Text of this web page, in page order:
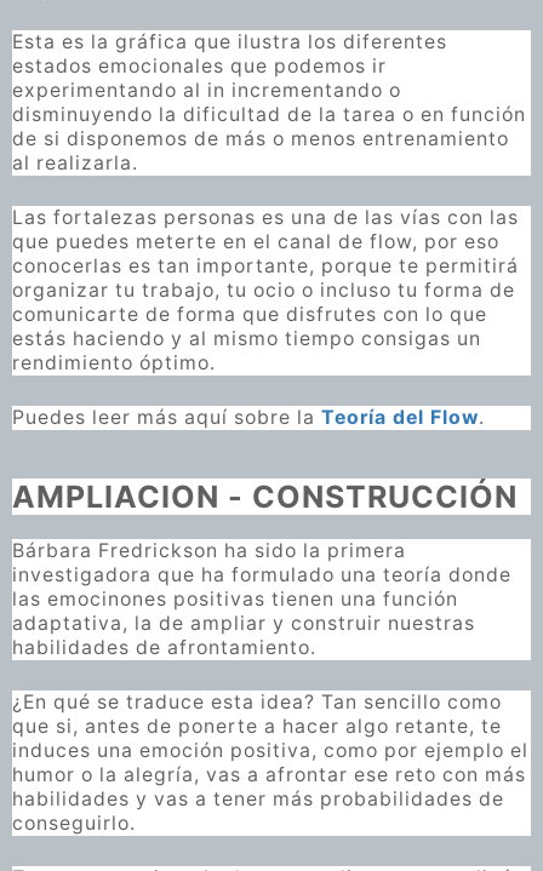
Esta es la gráfica que ilustra los diferentes
estados emocionales que podemos ir
experimentando al in incrementando o
disminuyendo la dificultad de la tarea o en función
de si disponemos de más o menos entrenamiento
al realizarla.
Las fortalezas personas es una de las vías con las
que puedes meterte en el canal de flow, por eso
conocerlas es tan importante, porque te permitirá
organizar tu trabajo, tu ocio o incluso tu forma de
comunicarte de forma que disfrutes con lo que
estás haciendo y al mismo tiempo consigas un
rendimiento óptimo.
Puedes leer más aquí sobre la Teoría del Flow.
AMPLIACION - CONSTRUCCIÓN
Bárbara Fredrickson ha sido la primera
investigadora que ha formulado una teoría donde
las emocinones positivas tienen una función
adaptativa, la de ampliar y construir nuestras
habilidades de afrontamiento.
¿En qué se traduce esta idea? Tan sencillo como
que si, antes de ponerte a hacer algo retante, te
induces una emoción positiva, como por ejemplo el
humor o la alegría, vas a afrontar ese reto con más
habilidades y vas a tener más probabilidades de
conseguirlo.